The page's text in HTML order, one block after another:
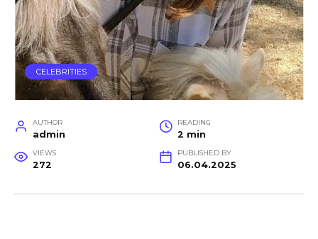
CELEBRITIES
AUTHOR
admin
READING
2 min
VIEWS
272
PUBLISHED BY
06.04.2025